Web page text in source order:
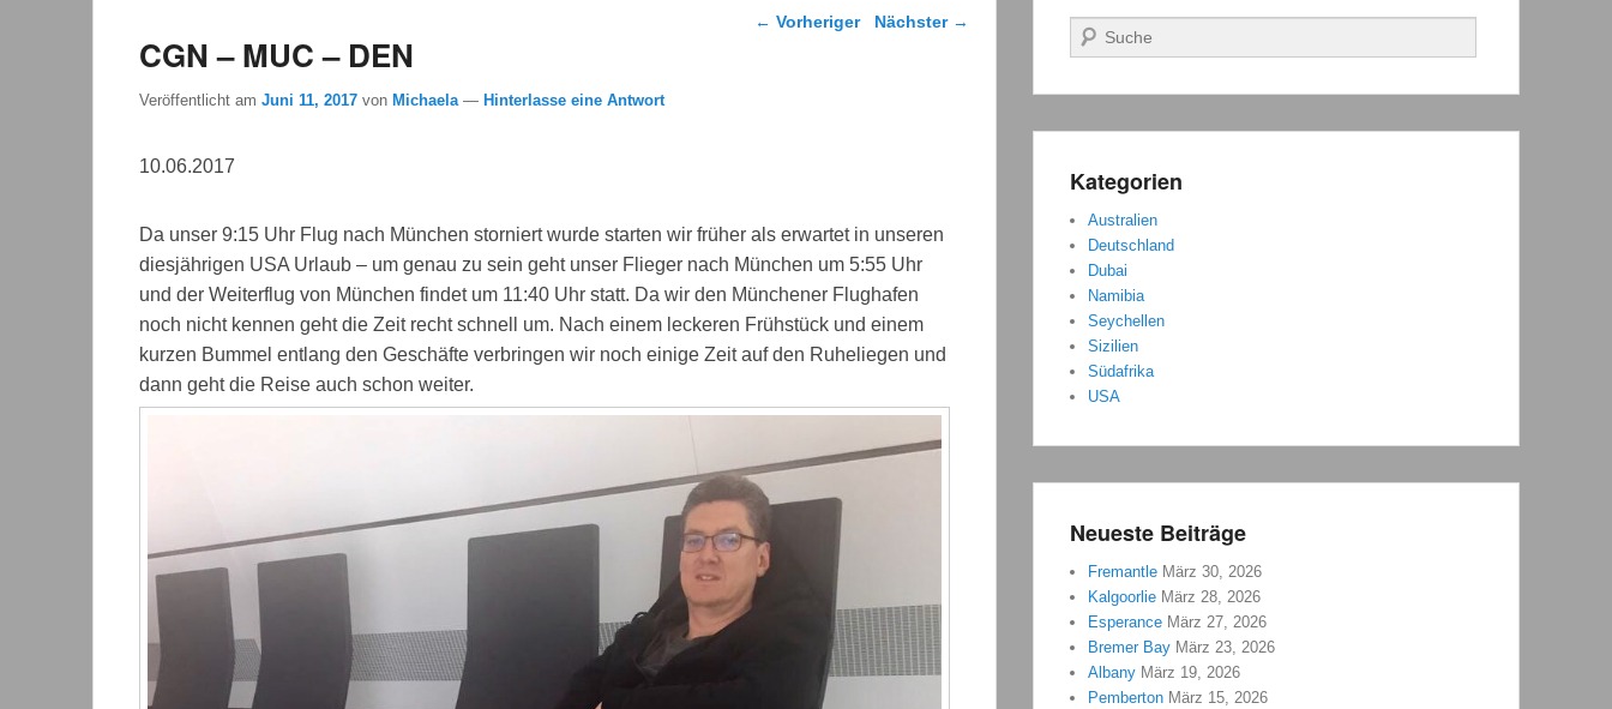
Beitragsnavigation
← Vorheriger Nächster →
CGN – MUC – DEN
Veröffentlicht am Juni 11, 2017 von Michaela — Hinterlasse eine Antwort
10.06.2017
Da unser 9:15 Uhr Flug nach München storniert wurde starten wir früher als erwartet in unseren
diesjährigen USA Urlaub – um genau zu sein geht unser Flieger nach München um 5:55 Uhr
und der Weiterflug von München findet um 11:40 Uhr statt. Da wir den Münchener Flughafen
noch nicht kennen geht die Zeit recht schnell um. Nach einem leckeren Frühstück und einem
kurzen Bummel entlang den Geschäfte verbringen wir noch einige Zeit auf den Ruheliegen und
dann geht die Reise auch schon weiter.
Suchen
Kategorien
Australien
Deutschland
Dubai
Namibia
Seychellen
Sizilien
Südafrika
USA
Neueste Beiträge
Fremantle März 30, 2026
Kalgoorlie März 28, 2026
Esperance März 27, 2026
Bremer Bay März 23, 2026
Albany März 19, 2026
Pemberton März 15, 2026